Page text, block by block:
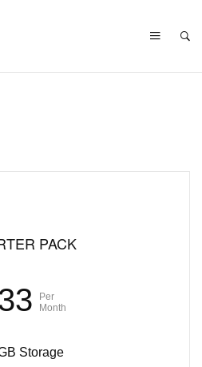
PACK
Per
Month
Storage